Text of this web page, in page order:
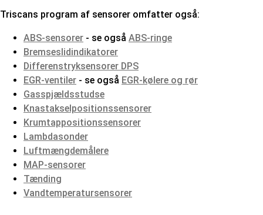
Triscans program af sensorer omfatter også:
ABS-sensorer - se også ABS-ringe
Bremseslidindikatorer
Differenstryksensorer DPS
EGR-ventiler - se også EGR-kølere og rør
Gasspjældsstudse
Knastakselpositionssensorer
Krumtappositionssensorer
Lambdasonder
Luftmængdemålere
MAP-sensorer
Tænding
Vandtemperatursensorer